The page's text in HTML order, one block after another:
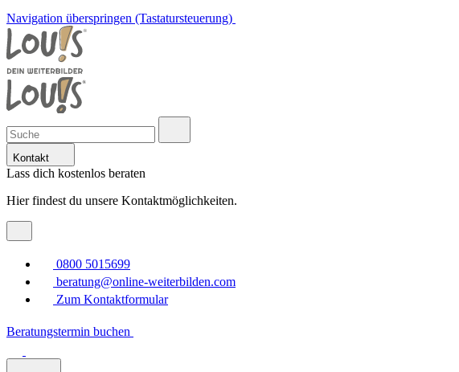
Navigation überspringen (Tastatursteuerung)
Kontakt
Lass dich kostenlos beraten
Hier findest du unsere Kontaktmöglichkeiten.
0800 5015699
beratung@online-weiterbilden.com
Zum Kontaktformular
Beratungstermin buchen